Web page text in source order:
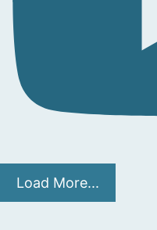
Load More...